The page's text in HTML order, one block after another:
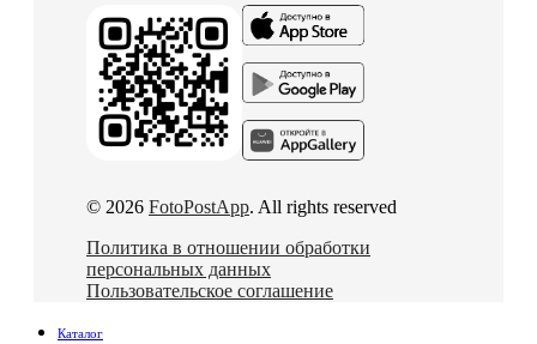
© 2026 FotoPostApp. All rights reserved
Политика в отношении обработки
персональных данных
Пользовательское соглашение
Каталог